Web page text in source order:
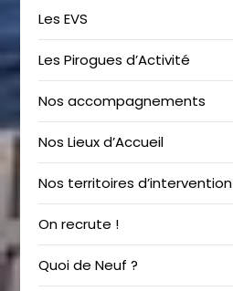
Les EVS
Les Pirogues d’Activité
Nos accompagnements
Nos Lieux d’Accueil
Nos territoires d’intervention
On recrute !
Quoi de Neuf ?